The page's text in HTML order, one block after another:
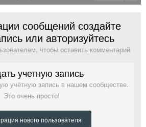
сообщений создайте
или авторизуйтесь
чтобы оставить комментарий
учетную запись
учётную запись в нашем сообществе.
Это очень просто!
нового пользователя